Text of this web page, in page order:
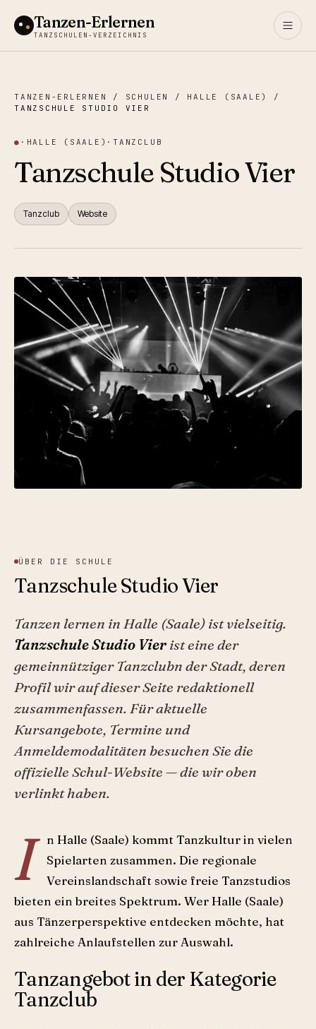
Tanzen-Erlernen
TANZSCHULEN-VERZEICHNIS
TANZEN-ERLERNEN / SCHULEN / HALLE (SAALE)
/
TANZSCHULE STUDIO VIER
● · HALLE (SAALE) ·TANZCLUB
Tanzschule Studio Vier
Tanzclub Website
ÜBER DIE SCHULE
Tanzschule Studio Vier
Tanzen lernen in Halle (Saale) ist vielseitig.
Tanzschule Studio Vier ist eine der
gemeinnütziger Tanzclubn der Stadt, deren
Profil wir auf dieser Seite redaktionell
zusammenfassen. Für aktuelle
Kursangebote, Termine und
Anmeldemodalitäten besuchen Sie die
offizielle Schul-Website — die wir oben
verlinkt haben.
I
n Halle (Saale) kommt Tanzkultur in vielen
Spielarten zusammen. Die regionale
Vereinslandschaft sowie freie Tanzstudios
bieten ein breites Spektrum. Wer Halle (Saale)
aus Tänzerperspektive entdecken möchte, hat
zahlreiche Anlaufstellen zur Auswahl.
Tanzangebot in der Kategorie
Tanzclub